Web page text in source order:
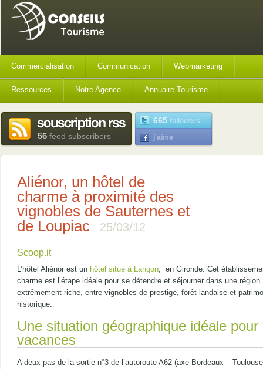
Commercialisation Communication Webmarketing
Ressources Notre Agence Annuaire Tourisme
56 feed subscribers
665 followers
j'aime
Aliénor, un hôtel de
charme à proximité des
vignobles de Sauternes et
de Loupiac
25/03/12
Scoop.it
L’hôtel Aliénor est un hôtel situé à Langon, en Gironde. Cet
charme est l’étape idéale pour se détendre et séjourner dans une région
extrêmement riche, entre vignobles de prestige, forêt landaise et
historique.
Une situation géographique idéale pour
vacances
A deux pas de la sortie n°3 de l’autoroute A62 (axe Bordeaux –